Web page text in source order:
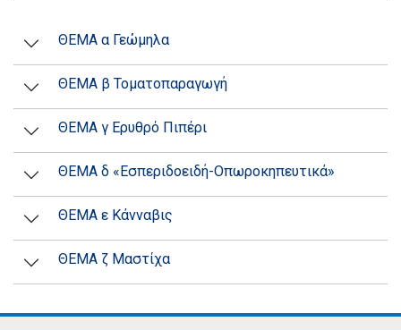
ΘΕΜΑ α Γεώμηλα
ΘΕΜΑ β Τοματοπαραγωγή
ΘΕΜΑ γ Ερυθρό Πιπέρι
ΘΕΜΑ δ «Εσπεριδοειδή-Οπωροκηπευτικά»
ΘΕΜΑ ε Κάνναβις
ΘΕΜΑ ζ Μαστίχα